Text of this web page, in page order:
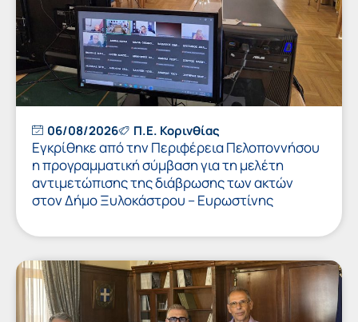
06/08/2026 Π.Ε. Κορινθίας
Εγκρίθηκε από την Περιφέρεια Πελοποννήσου
η προγραμματική σύμβαση για τη μελέτη
αντιμετώπισης της διάβρωσης των ακτών
στον Δήμο Ξυλοκάστρου – Ευρωστίνης